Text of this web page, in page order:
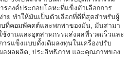
องค์ประกอบโลหะที่แข็งตัวเลือกการ
ย ทําให้มันเป็นตัวเลือกที่ดีที่สุดสําหรับผู้
บที่คอมพัคคต์และพกพาของมัน, มันสามา
งานและอุตสาหกรรมส่งผลที่รวดเร็วและ
ารแข็งแบบดั้งเดิมลงทุนในเครื่องปรับ
ลผลผลิต, ประสิทธิภาพ และคุณภาพของ